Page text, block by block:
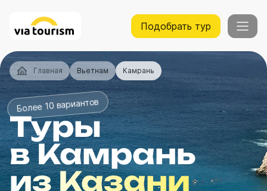
Подобрать тур
Главная Вьетнам Камрань
Более 10 вариантов
Туры
в Камрань
из Казани